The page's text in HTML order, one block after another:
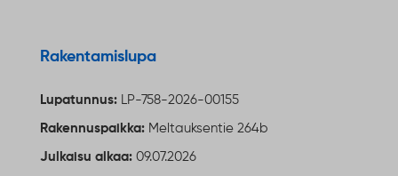
RakentamislupaUlkoinen linkki
Lupatunnus: LP-758-2026-00155
Rakennuspaikka: Meltauksentie 264b
Julkaisu alkaa: 09.07.2026